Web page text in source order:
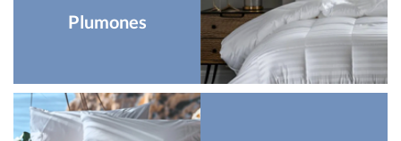
Plumones